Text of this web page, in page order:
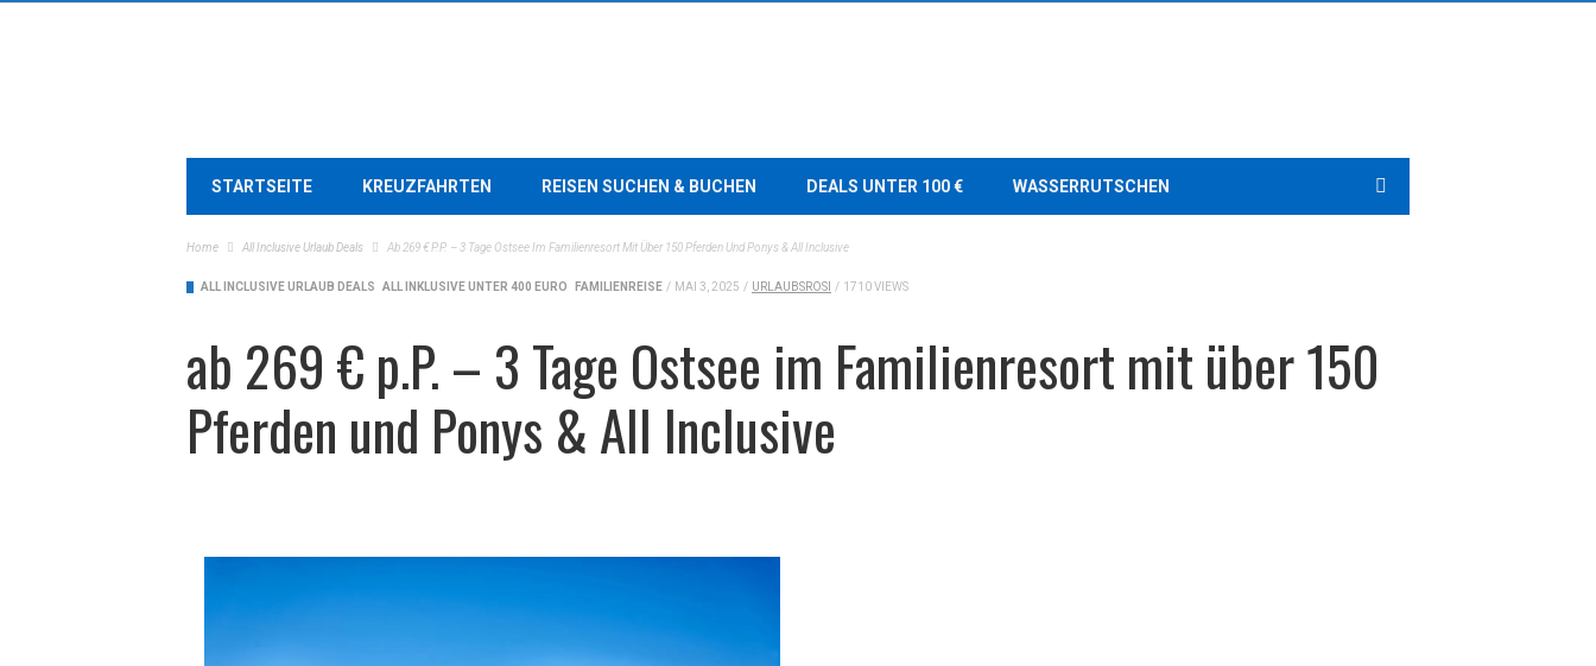
STARTSEITE KREUZFAHRTEN REISEN SUCHEN & BUCHEN DEALS UNTER 100 € WASSERRUTSCHEN
Home All Inclusive Urlaub Deals Ab 269 € P.P. – 3 Tage Ostsee Im Familienresort Mit Über 150 Pferden Und Ponys & All Inclusive
ALL INCLUSIVE URLAUB DEALS ALL INKLUSIVE UNTER 400 EURO FAMILIENREISE / MAI 3, 2025 / URLAUBSROSI / 1710 VIEWS
ab 269 € p.P. – 3 Tage Ostsee im Familienresort mit über 150
Pferden und Ponys & All Inclusive